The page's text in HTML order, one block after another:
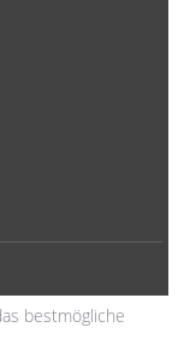
bestmögliche